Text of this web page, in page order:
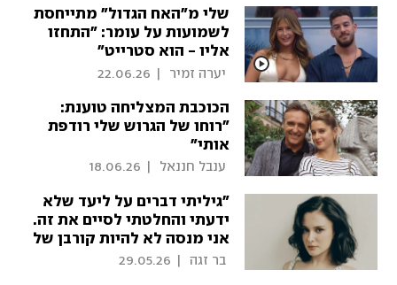
שלי מ"האח הגדול" מתייחסת
לשמועות על עומר: "התחזו
אליו - הוא סטרייט"
יערה זמיר 22.06.26
הכוכבת המצליחה טוענת:
"רוחו של הגרוש שלי רודפת
אותי"
ענבל חננאל 18.06.26
"גיליתי דברים על ליעד שלא
ידעתי והחלטתי לסיים את זה.
אני מנסה לא להיות קורבן של
הנסיבות, לא להאשים ולא
בר זגה 29.05.26